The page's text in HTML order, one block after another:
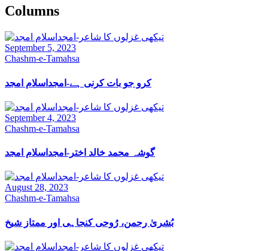
Columns
September 5, 2023
Chashm-e-Tamahsa
کرو جو بات کرنی ہے-امجداسلام امجد
September 4, 2023
Chashm-e-Tamahsa
گوشہ محمد خالد اختر-امجداسلام امجد
August 28, 2023
Chashm-e-Tamahsa
بُشریٰ رحمن، رُوحی کنجاہی اور ممتاز شیخ